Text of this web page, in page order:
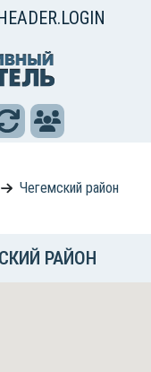
Чегемский район
РАЙОН